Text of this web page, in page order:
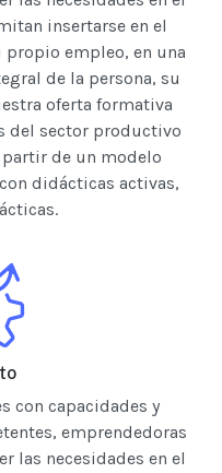
insertarse en el
propio empleo, en una
de la persona, su
oferta formativa
del sector productivo
partir de un modelo
didácticas activas,
con capacidades y
emprendedoras
las necesidades en el